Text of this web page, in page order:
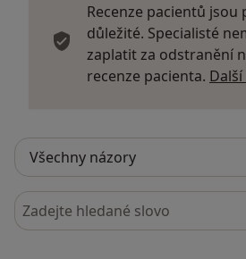
Recenze pacientů jsou
důležité. Specialisté
zaplatit za odstranění
recenze pacienta.
Hledejte v názorech